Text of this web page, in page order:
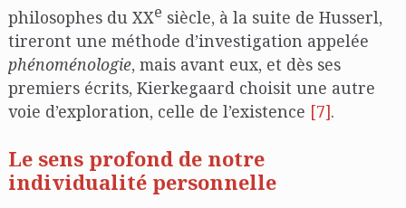
philosophes du XXe siècle, à la suite de Husserl,
tireront une méthode d’investigation appelée
phénoménologie, mais avant eux, et dès ses
premiers écrits, Kierkegaard choisit une autre
voie d’exploration, celle de l’existence [7].
Le sens profond de notre
individualité personnelle